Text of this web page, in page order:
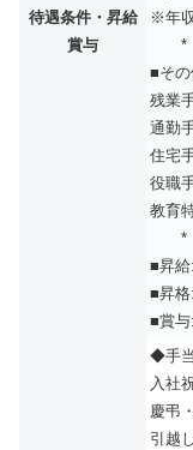
待遇条件・昇給
賞与
※年
*
■その
残業
通勤
住宅
役職
教育
*
■昇
■昇
■賞
◆手
入社
慶弔
引越